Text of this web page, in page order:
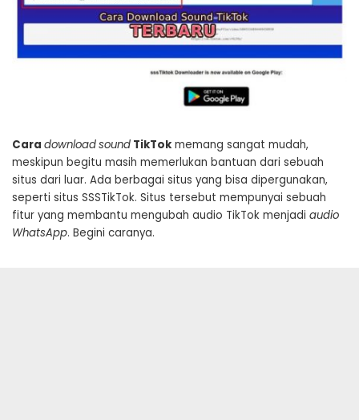
Cara downloadsound TikTok memang sangat mudah,
meskipun begitu masih memerlukan bantuan dari sebuah
situs dari luar. Ada berbagai situs yang bisa dipergunakan,
seperti situs SSSTikTok. Situs tersebut mempunyai sebuah
fitur yang membantu mengubah audio TikTok menjadi audio
WhatsApp. Begini caranya.